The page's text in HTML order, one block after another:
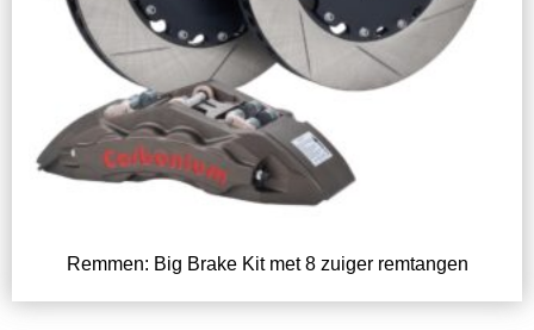
Remmen: Big Brake Kit met 8 zuiger remtangen